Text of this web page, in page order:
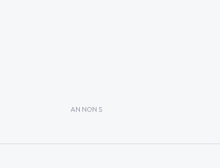
ANNONS